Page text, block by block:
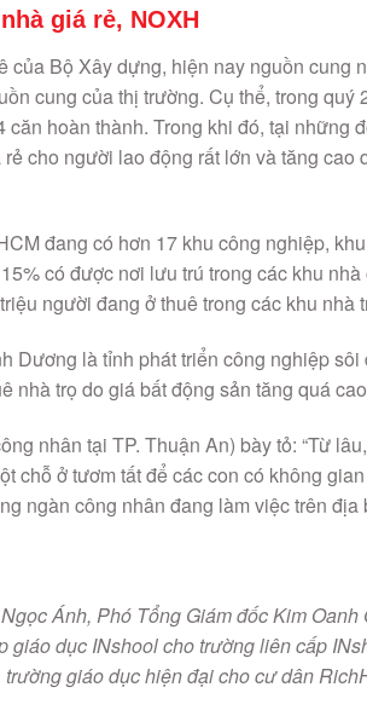
giá rẻ, NOXH
của Bộ Xây dựng, hiện nay nguồn cung
cung của thị trường. Cụ thể, trong
căn hoàn thành. Trong khi đó, tại
cho người lao động rất lớn và tăng
đang có hơn 17 khu công nghiệp,
có được nơi lưu trú trong các khu
người đang ở thuê trong các khu nhà
Dương là tỉnh phát triển công nghiệp
nhà trọ do giá bất động sản tăng quá
nhân tại TP. Thuận An) bày tỏ: “Từ
chỗ ở tươm tất để các con có không
ngàn công nhân đang làm việc trên địa
Ánh, Phó Tổng Giám đốc Kim
giáo dục INshool cho trường liên cấp
trường giáo dục hiện đại cho cư dân